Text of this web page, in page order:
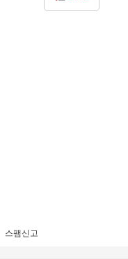
스팸신고